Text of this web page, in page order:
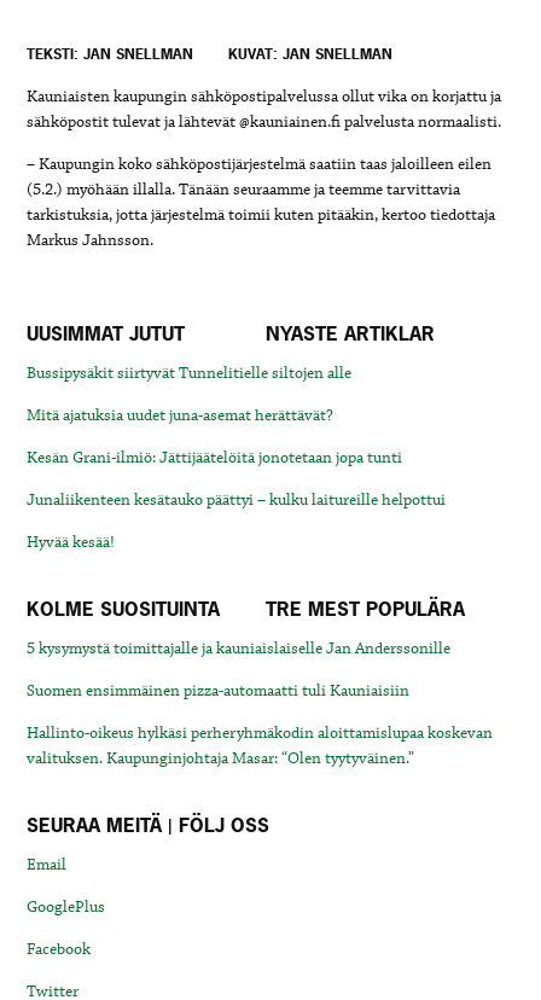
TEKSTI: JAN SNELLMAN KUVAT: JAN SNELLMAN
Kauniaisten kaupungin sähköpostipalvelussa ollut vika on korjattu ja
sähköpostit tulevat ja lähtevät @kauniainen.fi palvelusta normaalisti.
– Kaupungin koko sähköpostijärjestelmä saatiin taas jaloilleen eilen
(5.2.) myöhään illalla. Tänään seuraamme ja teemme tarvittavia
tarkistuksia, jotta järjestelmä toimii kuten pitääkin, kertoo tiedottaja
Markus Jahnsson.
UUSIMMAT JUTUT NYASTE ARTIKLAR
Bussipysäkit siirtyvät Tunnelitielle siltojen alle
Mitä ajatuksia uudet juna-asemat herättävät?
Kesän Grani-ilmiö: Jättijäätelöitä jonotetaan jopa tunti
Junaliikenteen kesätauko päättyi – kulku laitureille helpottui
Hyvää kesää!
KOLME SUOSITUINTA TRE MEST POPULÄRA
5 kysymystä toimittajalle ja kauniaislaiselle Jan Anderssonille
Suomen ensimmäinen pizza-automaatti tuli Kauniaisiin
Hallinto-oikeus hylkäsi perheryhmäkodin aloittamislupaa koskevan
valituksen. Kaupunginjohtaja Masar: “Olen tyytyväinen.”
SEURAA MEITÄ | FÖLJ OSS
Email
GooglePlus
Facebook
Twitter